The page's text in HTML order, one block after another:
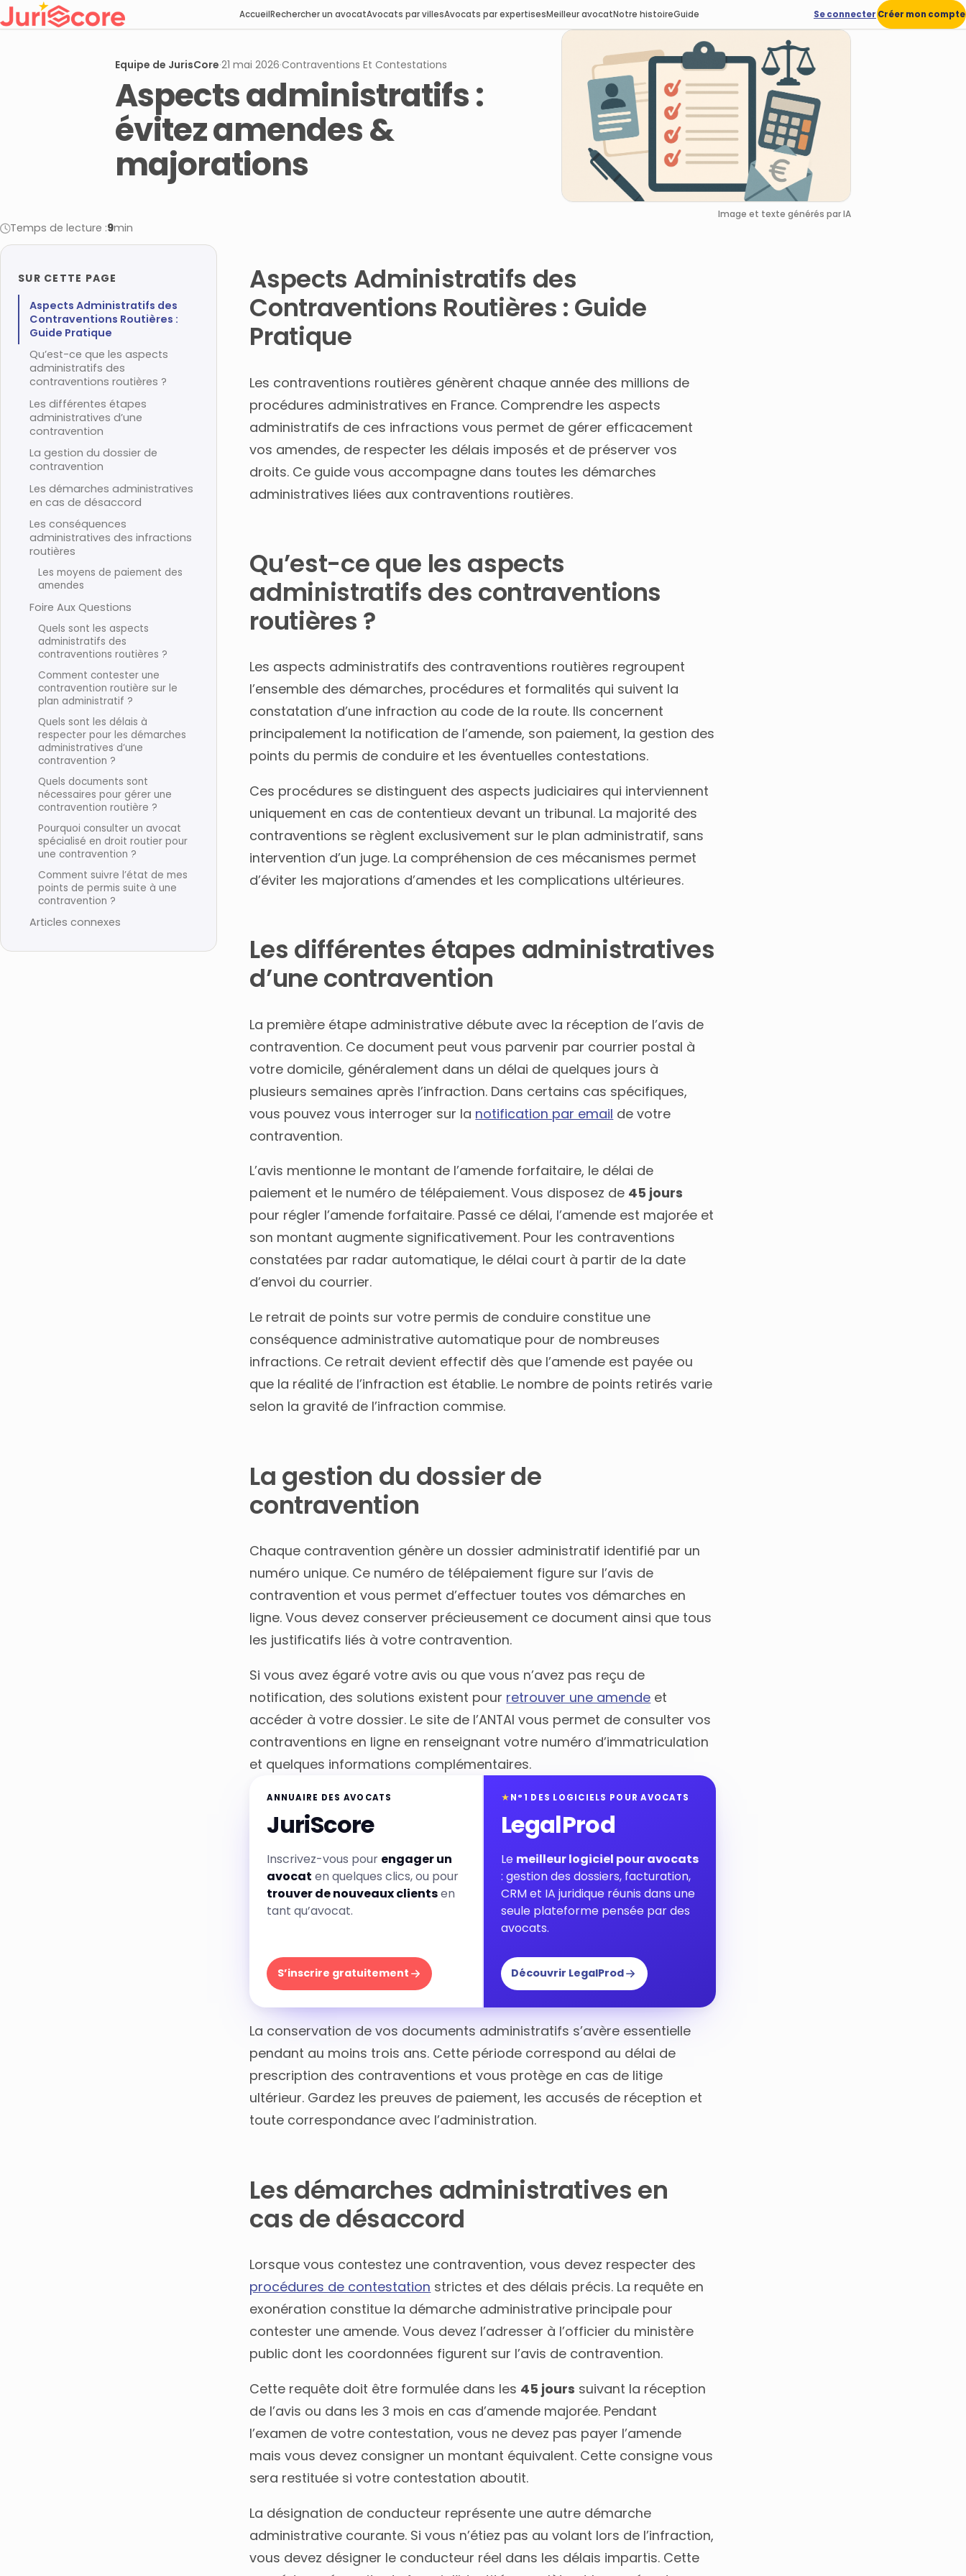
AccueilRechercher un avocatAvocats par villesAvocats par expertisesMeilleur avocatNotre histoireGuide Se connecter Créer mon compte
Equipe de JurisCore·21 mai 2026·Contraventions Et Contestations
Aspects administratifs :
évitez amendes &
majorations
Image et texte générés par IA
Temps de lecture :9min
SUR CETTE PAGE
Aspects Administratifs des
Contraventions Routières :
Guide Pratique
Qu’est-ce que les aspects
administratifs des
contraventions routières ?
Les différentes étapes
administratives d’une
contravention
La gestion du dossier de
contravention
Les démarches administratives
en cas de désaccord
Les conséquences
administratives des infractions
routières
Les moyens de paiement des
amendes
Foire Aux Questions
Quels sont les aspects
administratifs des
contraventions routières ?
Comment contester une
contravention routière sur le
plan administratif ?
Quels sont les délais à
respecter pour les démarches
administratives d’une
contravention ?
Quels documents sont
nécessaires pour gérer une
contravention routière ?
Pourquoi consulter un avocat
spécialisé en droit routier pour
une contravention ?
Comment suivre l’état de mes
points de permis suite à une
contravention ?
Articles connexes
Aspects Administratifs des
Contraventions Routières : Guide
Pratique
Les contraventions routières génèrent chaque année des millions de
procédures administratives en France. Comprendre les aspects
administratifs de ces infractions vous permet de gérer efficacement
vos amendes, de respecter les délais imposés et de préserver vos
droits. Ce guide vous accompagne dans toutes les démarches
administratives liées aux contraventions routières.
Qu’est-ce que les aspects
administratifs des contraventions
routières ?
Les aspects administratifs des contraventions routières regroupent
l’ensemble des démarches, procédures et formalités qui suivent la
constatation d’une infraction au code de la route. Ils concernent
principalement la notification de l’amende, son paiement, la gestion des
points du permis de conduire et les éventuelles contestations.
Ces procédures se distinguent des aspects judiciaires qui interviennent
uniquement en cas de contentieux devant un tribunal. La majorité des
contraventions se règlent exclusivement sur le plan administratif, sans
intervention d’un juge. La compréhension de ces mécanismes permet
d’éviter les majorations d’amendes et les complications ultérieures.
Les différentes étapes administratives
d’une contravention
La première étape administrative débute avec la réception de l’avis de
contravention. Ce document peut vous parvenir par courrier postal à
votre domicile, généralement dans un délai de quelques jours à
plusieurs semaines après l’infraction. Dans certains cas spécifiques,
vous pouvez vous interroger sur la notification par email de votre
contravention.
L’avis mentionne le montant de l’amende forfaitaire, le délai de
paiement et le numéro de télépaiement. Vous disposez de 45 jours
pour régler l’amende forfaitaire. Passé ce délai, l’amende est majorée et
son montant augmente significativement. Pour les contraventions
constatées par radar automatique, le délai court à partir de la date
d’envoi du courrier.
Le retrait de points sur votre permis de conduire constitue une
conséquence administrative automatique pour de nombreuses
infractions. Ce retrait devient effectif dès que l’amende est payée ou
que la réalité de l’infraction est établie. Le nombre de points retirés varie
selon la gravité de l’infraction commise.
La gestion du dossier de
contravention
Chaque contravention génère un dossier administratif identifié par un
numéro unique. Ce numéro de télépaiement figure sur l’avis de
contravention et vous permet d’effectuer toutes vos démarches en
ligne. Vous devez conserver précieusement ce document ainsi que tous
les justificatifs liés à votre contravention.
Si vous avez égaré votre avis ou que vous n’avez pas reçu de
notification, des solutions existent pour retrouver une amende et
accéder à votre dossier. Le site de l’ANTAI vous permet de consulter vos
contraventions en ligne en renseignant votre numéro d’immatriculation
et quelques informations complémentaires.
ANNUAIRE DES AVOCATS
JuriScore
Inscrivez-vous pour engager un
avocat en quelques clics, ou pour
trouver de nouveaux clientsen
tant qu’avocat.
S’inscrire gratuitement
★N°1 DES LOGICIELS POUR AVOCATS
LegalProd
Le meilleur logiciel pour avocats
: gestion des dossiers, facturation,
CRM et IA juridique réunis dans une
seule plateforme pensée par des
avocats.
Découvrir LegalProd
La conservation de vos documents administratifs s’avère essentielle
pendant au moins trois ans. Cette période correspond au délai de
prescription des contraventions et vous protège en cas de litige
ultérieur. Gardez les preuves de paiement, les accusés de réception et
toute correspondance avec l’administration.
Les démarches administratives en
cas de désaccord
Lorsque vous contestez une contravention, vous devez respecter des
procédures de contestation strictes et des délais précis. La requête en
exonération constitue la démarche administrative principale pour
contester une amende. Vous devez l’adresser à l’officier du ministère
public dont les coordonnées figurent sur l’avis de contravention.
Cette requête doit être formulée dans les 45 jours suivant la réception
de l’avis ou dans les 3 mois en cas d’amende majorée. Pendant
l’examen de votre contestation, vous ne devez pas payer l’amende
mais vous devez consigner un montant équivalent. Cette consigne vous
sera restituée si votre contestation aboutit.
La désignation de conducteur représente une autre démarche
administrative courante. Si vous n’étiez pas au volant lors de l’infraction,
vous devez désigner le conducteur réel dans les délais impartis. Cette